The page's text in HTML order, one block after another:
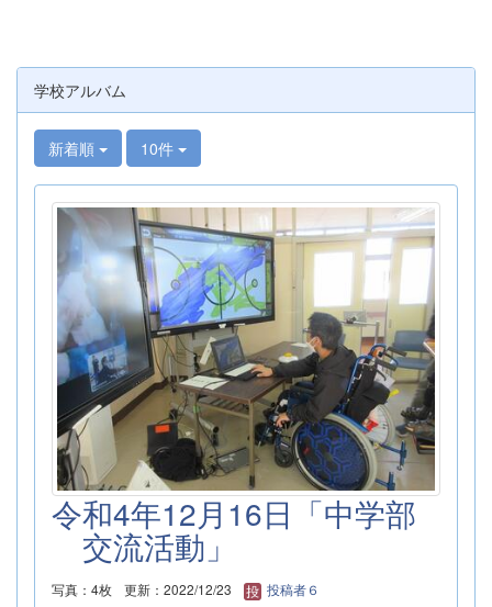
学校アルバム
新着順 10件
令和4年12月16日「中学部
交流活動」
写真：4枚 更新：2022/12/23 投稿者６